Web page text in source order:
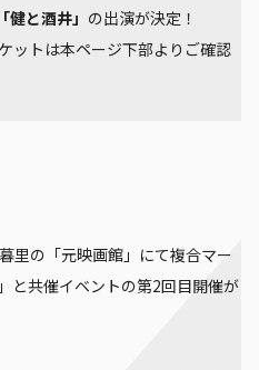
「健と酒井」 の出演が決定！
ットは本ページ下部よりご確認
里の「元映画館」にて複合マー
と共催イベントの第2回目開催が